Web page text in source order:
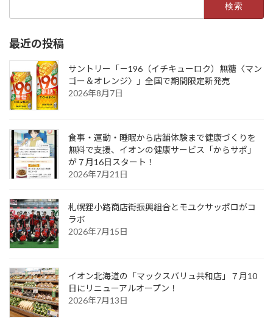
最近の投稿
サントリー「－196（イチキューロク）無糖〈マン
ゴー＆オレンジ〉」全国で期間限定新発売
2026年8月7日
食事・運動・睡眠から店舗体験まで健康づくりを
無料で支援、イオンの健康サービス「からサポ」
が７月16日スタート！
2026年7月21日
札幌狸小路商店街振興組合とモユクサッポロがコ
ラボ
2026年7月15日
イオン北海道の「マックスバリュ共和店」７月10
日にリニューアルオープン！
2026年7月13日